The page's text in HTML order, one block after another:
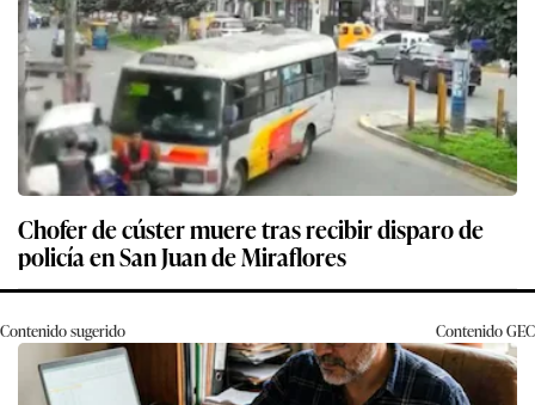
Chofer de cúster muere tras recibir disparo de
policía en San Juan de Miraflores
Contenido sugerido ContenidoGEC